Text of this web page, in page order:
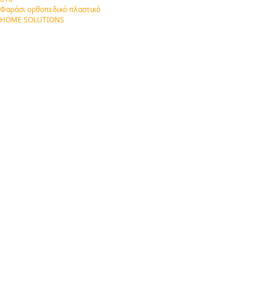
Φαράσι ορθοπεδικό πλαστικό
HOME SOLUTIONS